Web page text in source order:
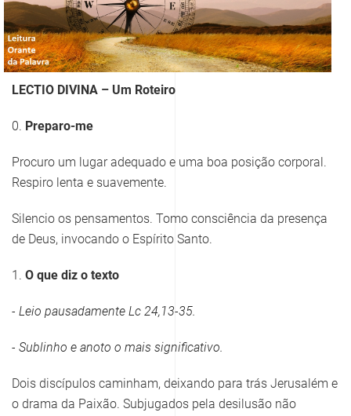
LECTIO DIVINA – Um Roteiro
0. Preparo-me
Procuro um lugar adequado e uma boa posição corporal.
Respiro lenta e suavemente.
Silencio os pensamentos. Tomo consciência da presença
de Deus, invocando o Espírito Santo.
1. O que diz o texto
- Leio pausadamente Lc 24,13-35.
- Sublinho e anoto o mais significativo.
Dois discípulos caminham, deixando para trás Jerusalém e
o drama da Paixão. Subjugados pela desilusão não